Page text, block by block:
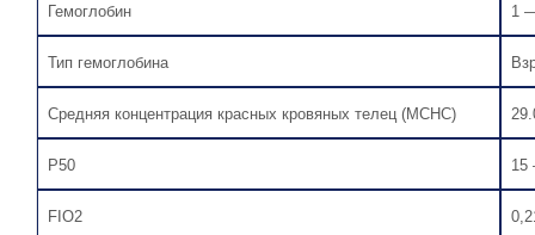
Гемоглобин 1
Тип гемоглобина
Средняя концентрация красных кровяных телец (MCHC)
P50 15
FIO2